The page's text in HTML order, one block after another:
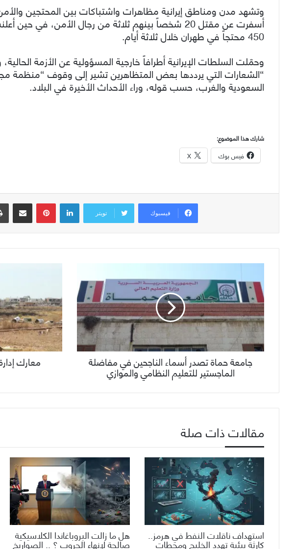
وتشهد مدن ومناطق إيرانية مظاهرات واشتباكات بين المحتجين
أسفرت عن مقتل 20 شخصاً بينهم ثلاثة من رجال الأمن، في
450 محتجاً في طهران خلال ثلاثة أيام.
وحمّلت السلطات الإيرانية أطرافاً خارجية المسؤولية عن الأزمة
“الشعارات التي يرددها بعض المتظاهرين تشير إلى وقوف “منظمة
السعودية والغرب، حسب قوله، وراء الأحداث الأخيرة في البلاد.
شارك هذا الموضوع:
فيس بوك X
فيسبوك تويتر
لينكدإن بينتيريست مشاركة عبر البريد
جامعة حماة تصدر أسماء الناجحين في مفاضلة
الماجستير للتعليم النظامي والموازي
معارك
مقالات ذات صلة
استهداف ناقلات النفط في هرمز..
كارثة بيئية تهدد الخليج ومحطات
هل ما زالت البروباغاندا الكلاسيكية
صالحة لإنهاء الحروب ؟ .. الصواريخ